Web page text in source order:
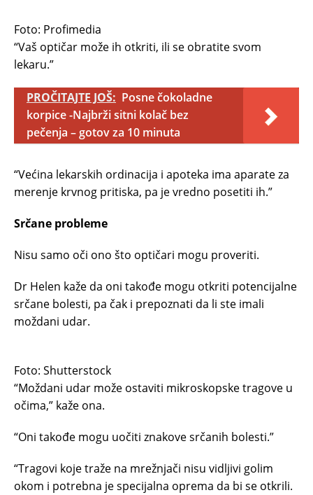
Foto: Profimedia
“Vaš optičar može ih otkriti, ili se obratite svom
lekaru.”
PROČITAJTE JOŠ: Posne čokoladne
korpice -Najbrži sitni kolač bez
pečenja – gotov za 10 minuta
“Većina lekarskih ordinacija i apoteka ima aparate za
merenje krvnog pritiska, pa je vredno posetiti ih.”
Srčane probleme
Nisu samo oči ono što optičari mogu proveriti.
Dr Helen kaže da oni takođe mogu otkriti potencijalne
srčane bolesti, pa čak i prepoznati da li ste imali
moždani udar.
Foto: Shutterstock
“Moždani udar može ostaviti mikroskopske tragove u
očima,” kaže ona.
“Oni takođe mogu uočiti znakove srčanih bolesti.”
“Tragovi koje traže na mrežnjači nisu vidljivi golim
okom i potrebna je specijalna oprema da bi se otkrili.